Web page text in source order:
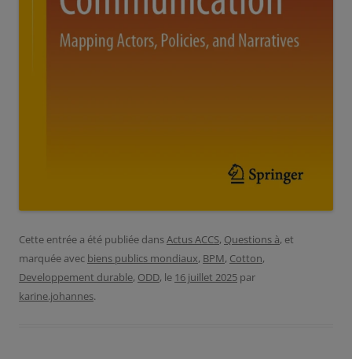
Cette entrée a été publiée dansActus ACCS, Questions à, et
marquée avec biens publics mondiaux, BPM, Cotton,
Developpement durable, ODD, le 16 juillet 2025 par
karine.johannes.